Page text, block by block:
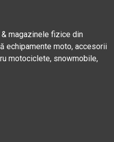
magazinele fizice din
echipamente moto, accesorii
motociclete, snowmobile,